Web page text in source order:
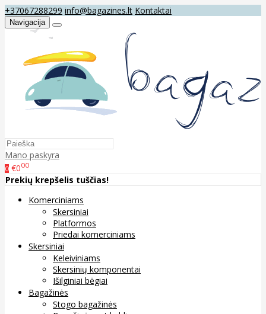
+37067288299 info@bagazines.lt Kontaktai
Navigacija
Mano paskyra
0 €000
Prekių krepšelis tuščias!
Komerciniams
Skersiniai
Platformos
Priedai komerciniams
Skersiniai
Keleiviniams
Skersinių komponentai
Išilginiai bėgiai
Bagažinės
Stogo bagažinės